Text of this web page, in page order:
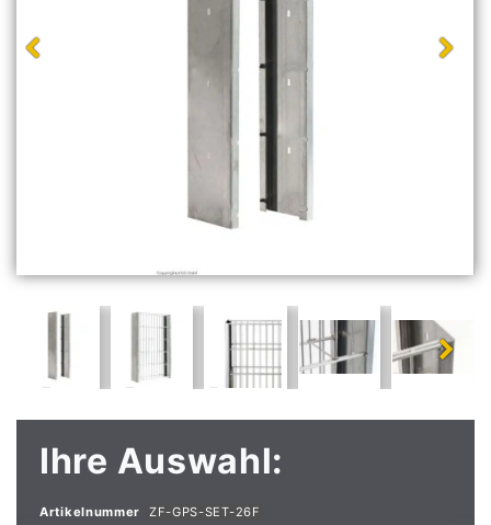
Ihre Auswahl:
Artikelnummer ZF-GPS-SET-26F